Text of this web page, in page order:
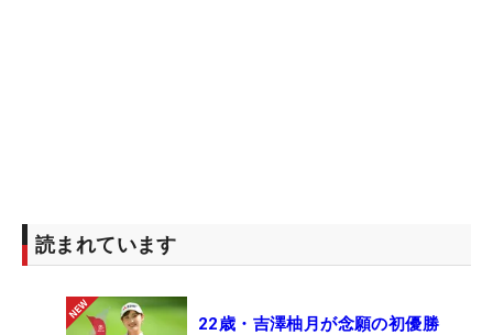
読まれています
22歳・吉澤柚月が念願の初優勝